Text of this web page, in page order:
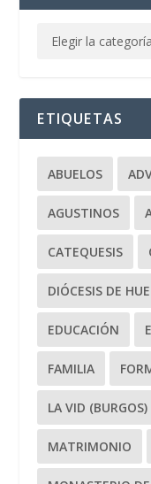
ETIQUETAS
ABUELOS
AGUSTINOS
CATEQUESIS
DIÓCESIS DE
EDUCACIÓN
FAMILIA
LA VID (BURGOS)
MATRIMONIO